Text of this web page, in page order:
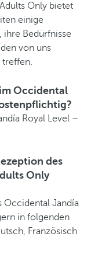
Only bietet
einige
ihre Bedürfnisse
von uns
treffen.
Occidental
Royal Level –
des
Only
Occidental Jandía
in folgenden
Französisch